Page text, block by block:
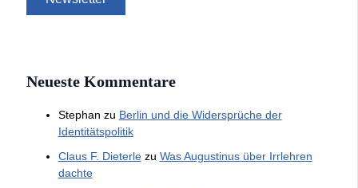
Neueste Kommentare
Stephan zu Berlin und die Widersprüche der
Identitätspolitik
Claus F. Dieterlezu Was Augustinus über Irrlehren
dachte